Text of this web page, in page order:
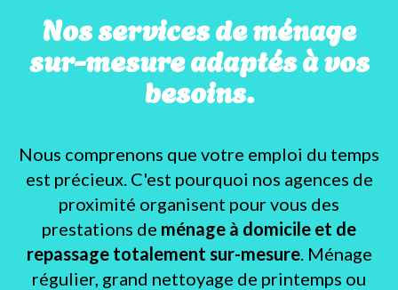
Nos services de ménage
sur-mesure adaptés à vos
besoins.
Nous comprenons que votre emploi du temps
est précieux. C'est pourquoi nos agences de
proximité organisent pour vous des
prestations de ménage à domicile et de
repassage totalement sur-mesure. Ménage
régulier, grand nettoyage de printemps ou